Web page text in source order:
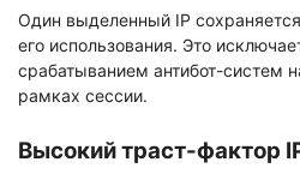
Один выделенный IP
его использования. Это
срабатыванием антибот-систем
рамках сессии.
Высокий траст-фактор